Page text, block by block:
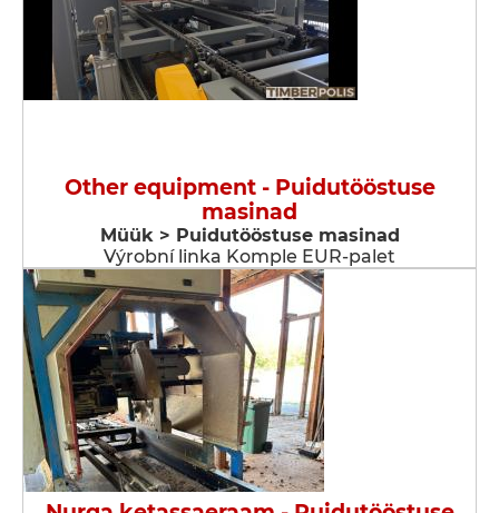
Other equipment - Puidutööstuse
masinad
Müük > Puidutööstuse masinad
Výrobní linka Komple EUR-palet